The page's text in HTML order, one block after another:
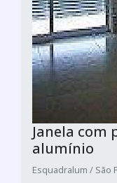
Janela com
alumínio
Esquadralum / São